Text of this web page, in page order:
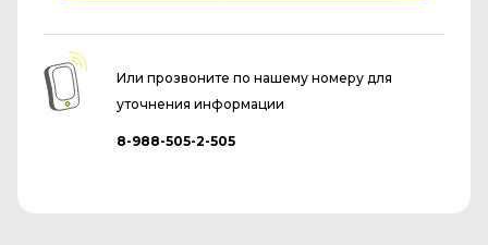
Или прозвоните по нашему номеру для
уточнения информации
8-988-505-2-505